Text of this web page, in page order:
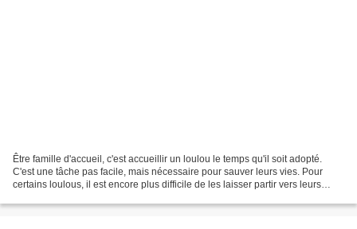
Être famille d'accueil, c'est accueillir un loulou le temps qu'il soit adopté.
C'est une tâche pas facile, mais nécessaire pour sauver leurs vies. Pour
certains loulous, il est encore plus difficile de les laisser partir vers leurs